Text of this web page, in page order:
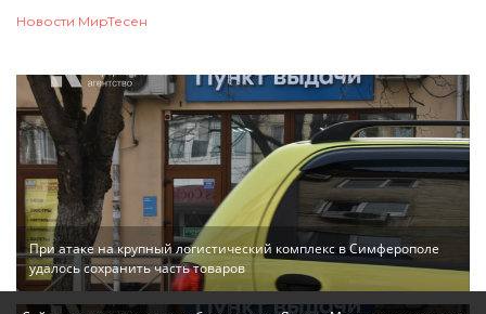
Новости МирТесен
При атаке на крупный логистический комплекс в Симферополе
удалось сохранить часть товаров